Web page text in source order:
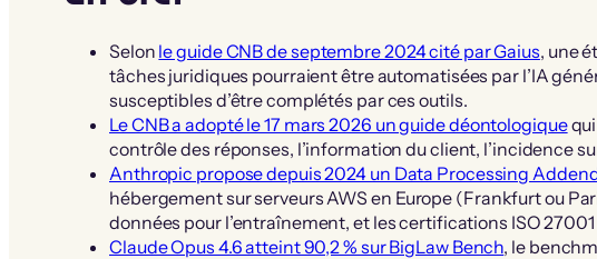
Selon le guide CNB de septembre 2024 cité par Gaius, une
tâches juridiques pourraient être automatisées par l’IA
susceptibles d’être complétés par ces outils.
Le CNB a adopté le 17 mars 2026 un guide déontologiquequi
contrôle des réponses, l’information du client, l’incidence
Anthropic propose depuis 2024 un Data Processing
hébergement sur serveurs AWS en Europe (Frankfurt ou
données pour l’entraînement, et les certifications ISO 27001
Claude Opus 4.6 atteint 90,2 % sur BigLaw Bench, le